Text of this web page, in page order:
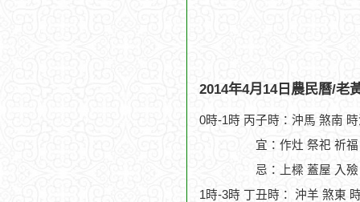
2014年4月14日農民曆/老
0時-1時 丙子時：沖馬 煞南
宜：作灶 祭祀 祈
忌：上樑 蓋屋 入
1時-3時 丁丑時： 沖羊 煞東